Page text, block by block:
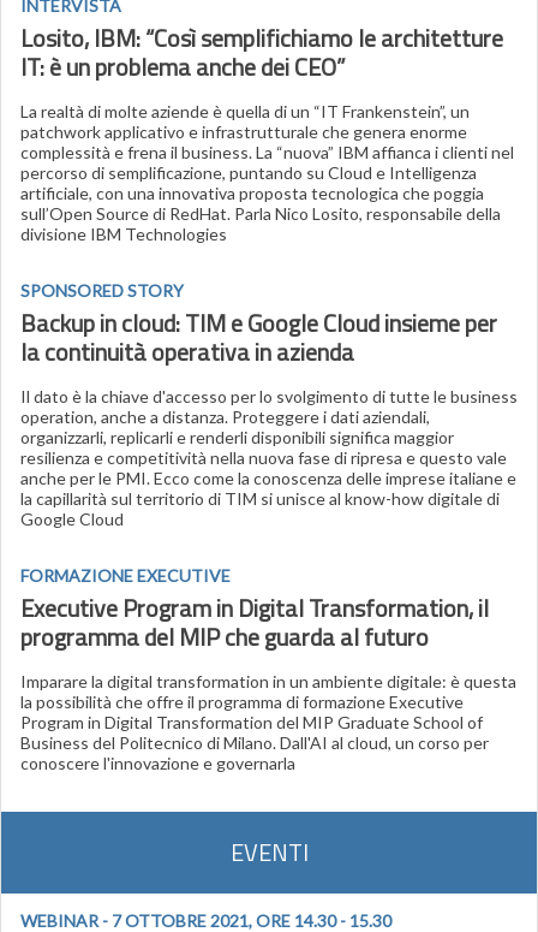
INTERVISTA
Losito, IBM: “Così semplifichiamo le architetture
IT: è un problema anche dei CEO”
La realtà di molte aziende è quella di un “IT Frankenstein”, un
patchwork applicativo e infrastrutturale che genera enorme
complessità e frena il business. La “nuova” IBM affianca i clienti nel
percorso di semplificazione, puntando su Cloud e Intelligenza
artificiale, con una innovativa proposta tecnologica che poggia
sull’Open Source di RedHat. Parla Nico Losito, responsabile della
divisione IBM Technologies
SPONSORED STORY
Backup in cloud: TIM e Google Cloud insieme per
la continuità operativa in azienda
Il dato è la chiave d'accesso per lo svolgimento di tutte le business
operation, anche a distanza. Proteggere i dati aziendali,
organizzarli, replicarli e renderli disponibili significa maggior
resilienza e competitività nella nuova fase di ripresa e questo vale
anche per le PMI. Ecco come la conoscenza delle imprese italiane e
la capillarità sul territorio di TIM si unisce al know-how digitale di
Google Cloud
FORMAZIONE EXECUTIVE
Executive Program in Digital Transformation, il
programma del MIP che guarda al futuro
Imparare la digital transformation in un ambiente digitale: è questa
la possibilità che offre il programma di formazione Executive
Program in Digital Transformation del MIP Graduate School of
Business del Politecnico di Milano. Dall'AI al cloud, un corso per
conoscere l'innovazione e governarla
EVENTI
WEBINAR - 7 OTTOBRE 2021, ORE 14.30 - 15.30